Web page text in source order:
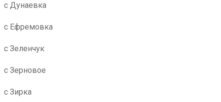
с Дунаевка
с Ефремовка
с Зеленчук
с Зерновое
с Зирка